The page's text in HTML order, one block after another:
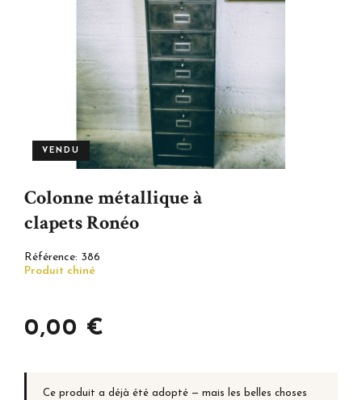
VENDU
Colonne métallique à
clapets Ronéo
Référence: 386
Produit chiné
0,00 €
Ce produit a déjà été adopté — mais les belles choses